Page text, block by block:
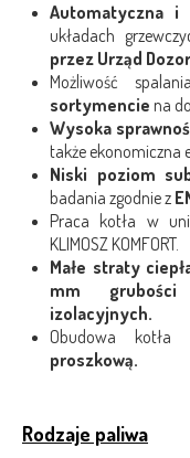
Automatyczna i
układach
przez Urząd
Możliwość
sortymencie na
Wysoka
także ekonomiczna
Niski poziom
badania zgodnie z
Praca kotła w
KLIMOSZ KOMFORT.
Małe straty
mm grubości
izolacyjnych.
Obudowa
proszkową.
Rodzaje paliwa